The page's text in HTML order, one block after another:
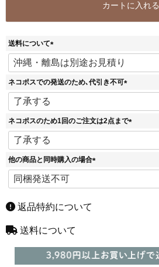
カートに入れる
送料について
(
必
須
)
ネコポスでの発送のため､代引き不可
(
須
ネコポスのため1回のご注文は2点まで
(
他の商品と同時購入の場合
(
返品特約について
送料について